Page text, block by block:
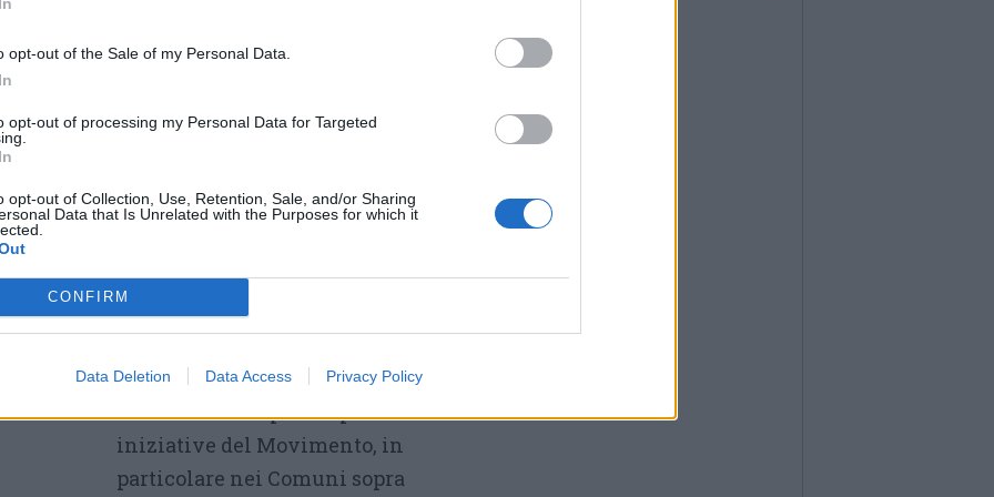
opt-out of the Sale of my Personal Data.
opt-out of processing my Personal Data for Targeted
opt-out of Collection, Use, Retention, Sale, and/or Sharing
Data that Is Unrelated with the Purposes for which it
CONFIRM
Data Deletion Data Access Privacy Policy
con dedizione per rafforzare la presenza e il
sul territorio affidatomi. Sarà mia cura
coerenza e spirito di servizio, nella
nomina rappresenta prima di tutto un
con i fatti e con il lavoro quotidiano
il mio impegno verso i valori e gli
certa che insieme potremo costruire un
sempre più ampio e radicato
«Chiunque desideri ricevere
informazioni o partecipare alle
iniziative del Movimento, in
particolare nei Comuni sopra